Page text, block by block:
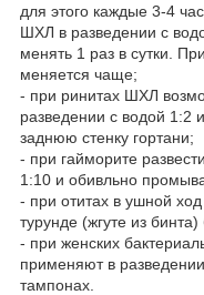
для этого каждые 3-4
ШХЛ в разведении с
менять 1 раз в сутки.
меняется чаще;
- при ринитах ШХЛ
разведении с водой 1:2
заднюю стенку гортани;
- при гайморите
1:10 и обивльно
- при отитах в ушной
турунде (жгуте из
- при женских
применяют в
тампонах.